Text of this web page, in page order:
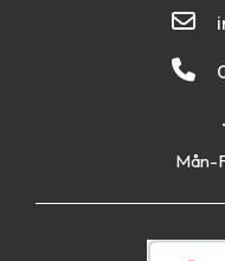
Mån-